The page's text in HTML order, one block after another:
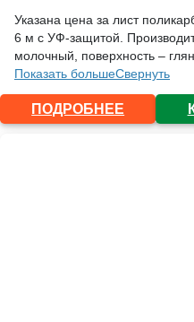
Указана цена за лист
6 м с УФ-защитой.
молочный, поверхность –
Показать большеСвернуть
ПОДРОБНЕЕ